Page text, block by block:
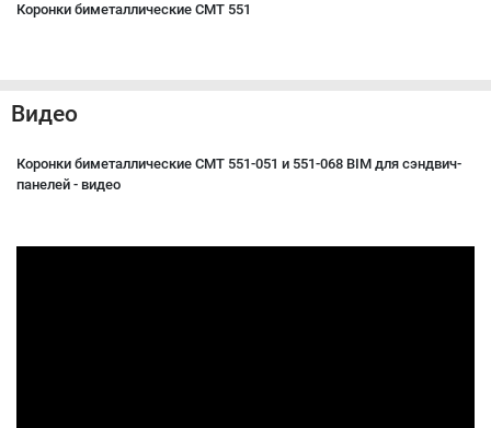
Коронки биметаллические CMT 551
Видео
Коронки биметаллические CMT 551-051 и 551-068 BIM для сэндвич-
панелей - видео